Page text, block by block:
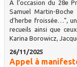
À l’occasion du 28e
Samuel Martin-
d’herbe froissée…",
recueils ainsi que
Karina Borowicz,
26/11/2025
Appel à